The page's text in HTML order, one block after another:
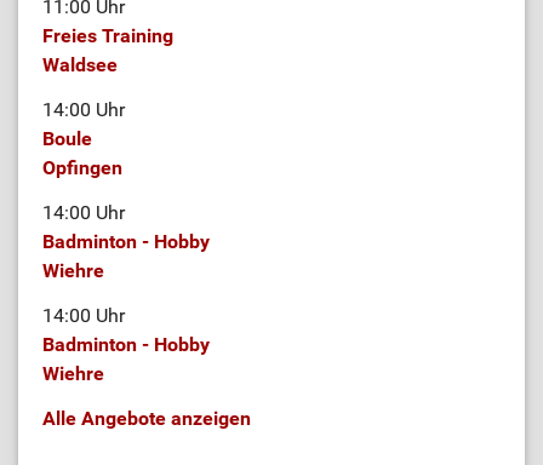
11:00 Uhr
Freies Training
Waldsee
14:00 Uhr
Boule
Opfingen
14:00 Uhr
Badminton - Hobby
Wiehre
14:00 Uhr
Badminton - Hobby
Wiehre
Alle Angebote anzeigen